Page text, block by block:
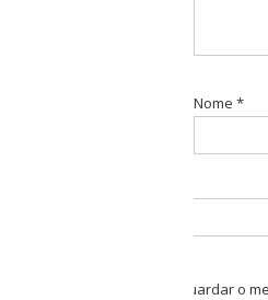
Nome *
Guardar o